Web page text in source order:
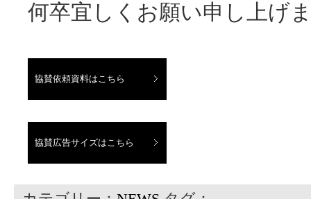
何卒宜しくお願い申し上げ
協賛依頼資料はこちら
協賛広告サイズはこちら